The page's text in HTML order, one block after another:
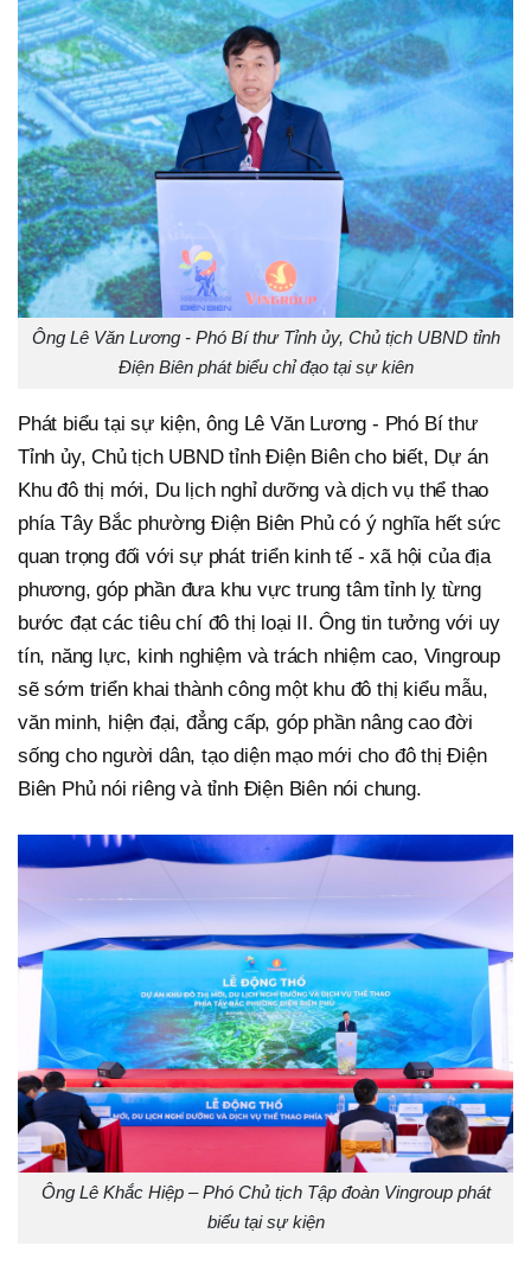
Ông Lê Văn Lương - Phó Bí thư Tỉnh ủy, Chủ tịch UBND tỉnh
Điện Biên phát biểu chỉ đạo tại sự kiên
Phát biểu tại sự kiện, ông Lê Văn Lương - Phó Bí thư
Tỉnh ủy, Chủ tịch UBND tỉnh Điện Biên cho biết, Dự án
Khu đô thị mới, Du lịch nghỉ dưỡng và dịch vụ thể thao
phía Tây Bắc phường Điện Biên Phủ có ý nghĩa hết sức
quan trọng đối với sự phát triển kinh tế - xã hội của địa
phương, góp phần đưa khu vực trung tâm tỉnh lỵ từng
bước đạt các tiêu chí đô thị loại II. Ông tin tưởng với uy
tín, năng lực, kinh nghiệm và trách nhiệm cao, Vingroup
sẽ sớm triển khai thành công một khu đô thị kiểu mẫu,
văn minh, hiện đại, đẳng cấp, góp phần nâng cao đời
sống cho người dân, tạo diện mạo mới cho đô thị Điện
Biên Phủ nói riêng và tỉnh Điện Biên nói chung.
Ông Lê Khắc Hiệp – Phó Chủ tịch Tập đoàn Vingroup phát
biểu tại sự kiện